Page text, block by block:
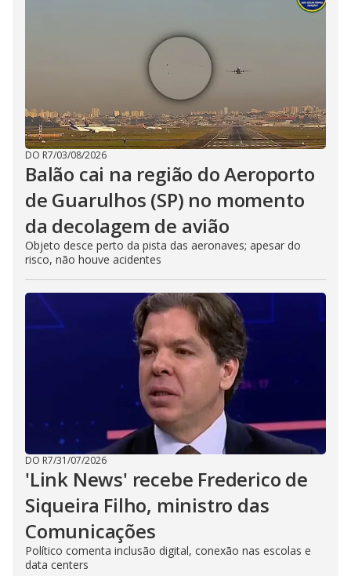
DO R7/03/08/2026
Balão cai na região do Aeroporto
de Guarulhos (SP) no momento
da decolagem de avião
Objeto desce perto da pista das aeronaves; apesar do
risco, não houve acidentes
DO R7/31/07/2026
'Link News' recebe Frederico de
Siqueira Filho, ministro das
Comunicações
Político comenta inclusão digital, conexão nas escolas e
data centers